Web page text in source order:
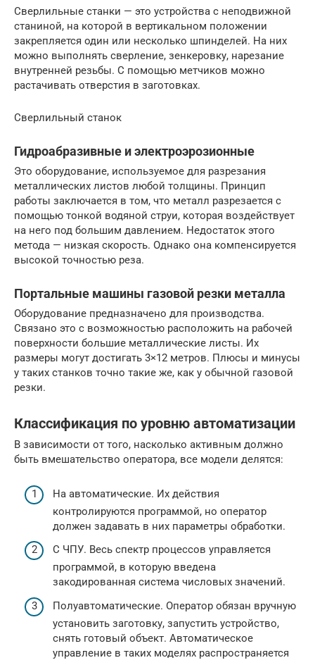
Сверлильные станки — это устройства с неподвижной
станиной, на которой в вертикальном положении
закрепляется один или несколько шпинделей. На них
можно выполнять сверление, зенкеровку, нарезание
внутренней резьбы. С помощью метчиков можно
растачивать отверстия в заготовках.
Сверлильный станок
Гидроабразивные и электроэрозионные
Это оборудование, используемое для разрезания
металлических листов любой толщины. Принцип
работы заключается в том, что металл разрезается с
помощью тонкой водяной струи, которая воздействует
на него под большим давлением. Недостаток этого
метода — низкая скорость. Однако она компенсируется
высокой точностью реза.
Портальные машины газовой резки металла
Оборудование предназначено для производства.
Связано это с возможностью расположить на рабочей
поверхности большие металлические листы. Их
размеры могут достигать 3×12 метров. Плюсы и минусы
у таких станков точно такие же, как у обычной газовой
резки.
Классификация по уровню автоматизации
В зависимости от того, насколько активным должно
быть вмешательство оператора, все модели делятся:
На автоматические. Их действия
контролируются программой, но оператор
должен задавать в них параметры обработки.
C ЧПУ. Весь спектр процессов управляется
программой, в которую введена
закодированная система числовых значений.
Полуавтоматические. Оператор обязан вручную
установить заготовку, запустить устройство,
снять готовый объект. Автоматическое
управление в таких моделях распространяется